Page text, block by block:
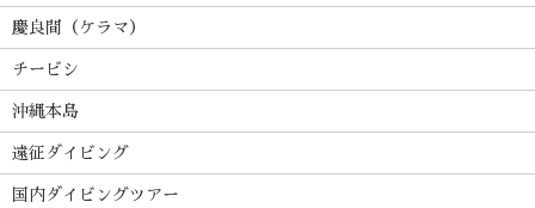
慶良間（ケラマ）
チービシ
沖縄本島
遠征ダイビング
国内ダイビングツアー